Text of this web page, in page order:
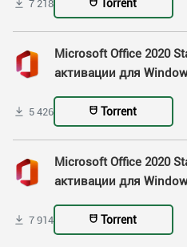
7 218 Torrent
Microsoft Office 2020
активации для
5 426 Torrent
Microsoft Office 2020
активации для
7 914 Torrent